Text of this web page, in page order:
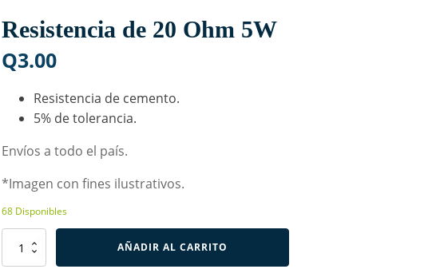
Resistencia de 20 Ohm 5W
Q3.00
Resistencia de cemento.
5% de tolerancia.
Envíos a todo el país.
*Imagen con fines ilustrativos.
68 Disponibles
Resistencia
AÑADIR AL CARRITO